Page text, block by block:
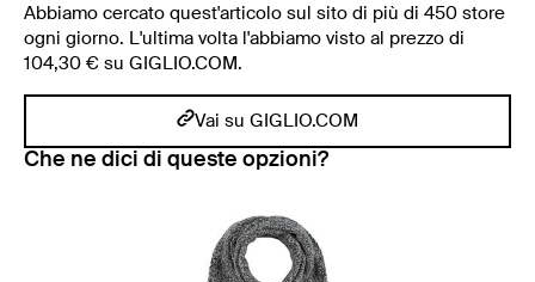
Abbiamo cercato quest'articolo sul sito di più di 450 store
ogni giorno. L'ultima volta l'abbiamo visto al prezzo di
104,30 € su GIGLIO.COM.
Vai su GIGLIO.COM
Che ne dici di queste opzioni?